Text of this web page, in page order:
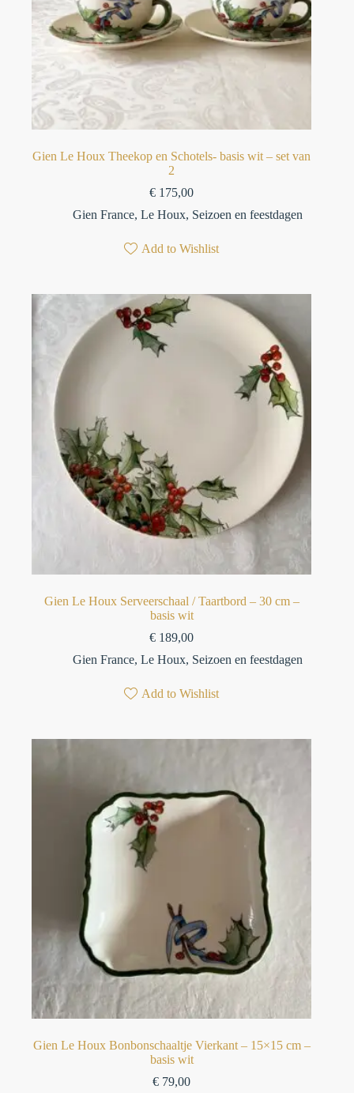
Gien Le Houx Theekop en Schotels- basis wit – set van
2
€ 175,00
Gien France, Le Houx, Seizoen en feestdagen
Add to Wishlist
Gien Le Houx Serveerschaal / Taartbord – 30 cm –
basis wit
€ 189,00
Gien France, Le Houx, Seizoen en feestdagen
Add to Wishlist
Gien Le Houx Bonbonschaaltje Vierkant – 15×15 cm –
basis wit
€ 79,00